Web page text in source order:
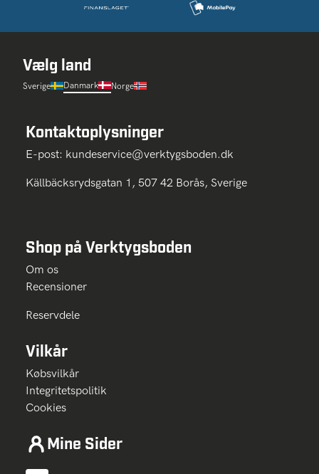
Vælg land
Sverige Danmark Norge
Kontaktoplysninger
E-post: kundeservice@verktygsboden.dk
Källbäcksrydsgatan 1, 507 42 Borås, Sverige
Shop på Verktygsboden
Om os
Recensioner
Reservdele
Vilkår
Købsvilkår
Integritetspolitik
Cookies
Mine Sider